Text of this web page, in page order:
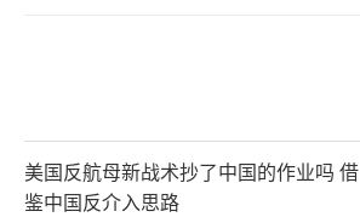
美国反航母新战术抄了中国的作业吗 借
鉴中国反介入思路